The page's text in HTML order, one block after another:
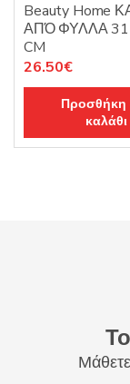
Beauty Home
ΑΠΌ ΦΥΛΛΑ 31
CM
26.50€
Προσθήκη
καλάθι